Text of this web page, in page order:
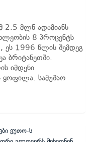
2.5 მლნ ადამიანს
8 პროცენტს
ეს 1996 წლის შემდეგ
ბრიტანეთში.
იმდენი
ყოფილა. სამუშაო